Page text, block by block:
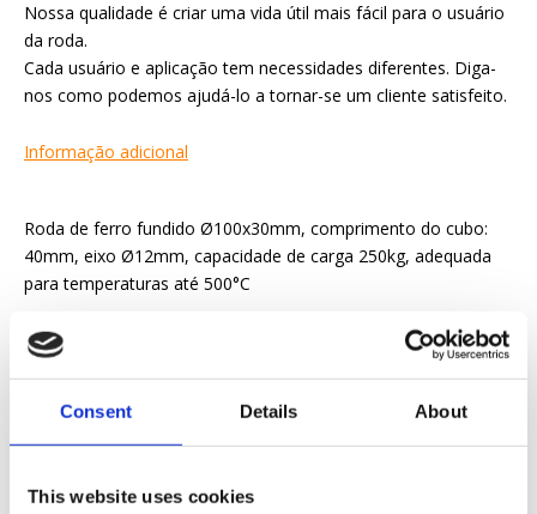
Consent Details About
This website uses cookies
Nossa qualidade é criar uma vida útil mais fácil para o usuário
da roda.
Cada usuário e aplicação tem necessidades diferentes. Diga-
nos como podemos ajudá-lo a tornar-se um cliente satisfeito.
Informação adicional
Roda de ferro fundido Ø100x30mm, comprimento do cubo:
40mm, eixo Ø12mm, capacidade de carga 250kg, adequada
para temperaturas até 500°C
Queremos tornar a sua vida profissional mais fácil
Entrega rápida